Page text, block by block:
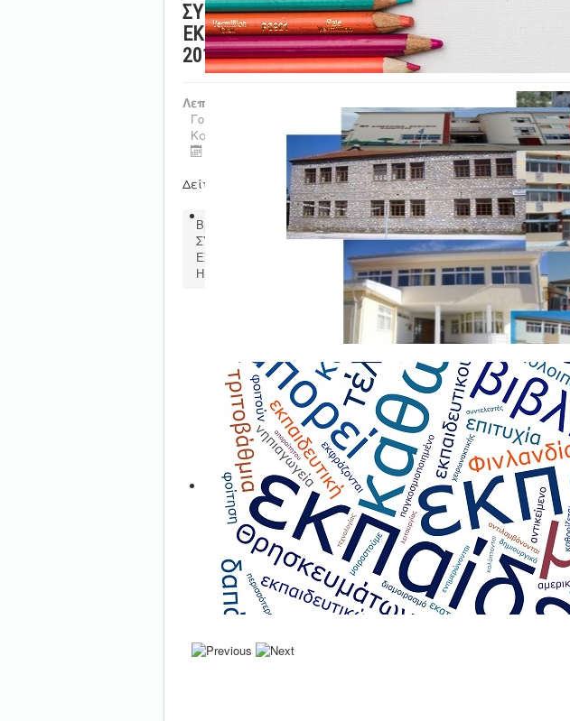
ΣΥΜΠΛΗΡΩΜΑΤΙΚΗ ΠΡΟΣΚΛΗΣΗ ΕΚΔΗΛΩΣΗΣ
ΕΚΠΑΙΔΕΥΤΙΚΩΝ ΓΙΑ ΑΠΟΣΠΑΣΗ ΣΤΟ
2017-2018 KAI ΑΠΟ ΤΟ ΗΜΕΡΟΛΟΓΙΑΚΟ ΕΤΟΣ
Λεπτομέρειες
Γονική Κατηγορία:
Τμήμα Γ' Προσωπικού
Κατηγορία:
Αποσπάσεις
Τελευταία ενημέρωση : 08 Δεκεμβρίου 2017
Δείτε την
πρόσκληση εδώ.
Βρίσκεστε εδώ: Αρχική Τμήμα Γ'
Αποσπάσεις
ΣΥΜΠΛΗΡΩΜΑΤΙΚΗ ΠΡΟΣΚΛΗΣΗ ΕΚΔΗΛΩΣΗΣ ΕΝΔΙΑΦΕΡΟΝΤΟΣ
ΕΞΩΤΕΡΙΚΟ ΑΠΟ ΤΟ ΣΧΟΛΙΚΟ ΕΤΟΣ 2017-2018 KAI ΑΠΟ ΤΟ
ΗΜΙΣΦΑΙΡΙΟΥ